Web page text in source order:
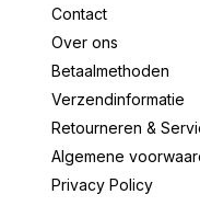
Contact
Over ons
Betaalmethoden
Verzendinformatie
Retourneren &
Algemene
Privacy Policy